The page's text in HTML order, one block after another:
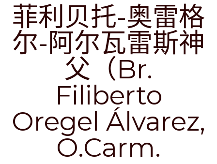
菲利贝托-奥雷格
尔-阿尔瓦雷斯神
父（Br.
Filiberto
Oregel Álvarez,
O.Carm.